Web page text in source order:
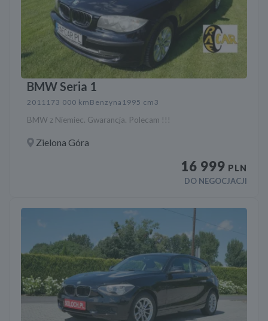
BMW Seria 1
2011 173 000 km Benzyna 1995 cm3
BMW z Niemiec. Gwarancja. Polecam !!!
Zielona Góra
16 999 PLN
DO NEGOCJACJI